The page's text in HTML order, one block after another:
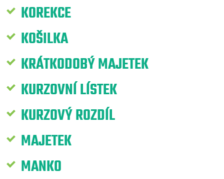
KOREKCE
KOŠILKA
KRÁTKODOBÝ MAJETEK
KURZOVNÍ LÍSTEK
KURZOVÝ ROZDÍL
MAJETEK
MANKO